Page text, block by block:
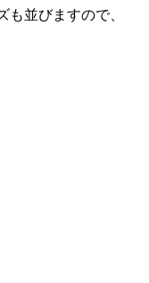
並びますので、